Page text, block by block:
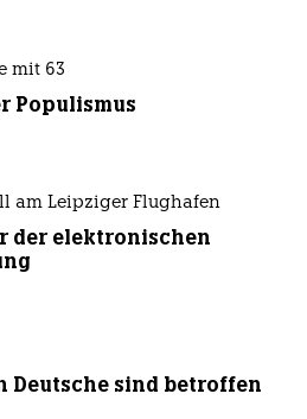
mit 63
Populismus
am Leipziger Flughafen
der elektronischen
Deutsche sind betroffen